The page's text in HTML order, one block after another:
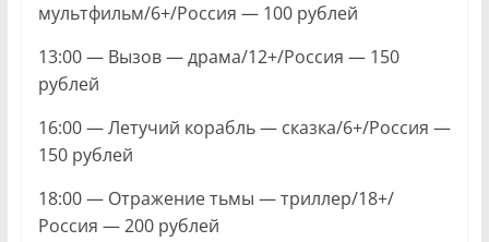
мультфильм/6+/Россия — 100 рублей
13:00 — Вызов — драма/12+/Россия — 150
рублей
16:00 — Летучий корабль — сказка/6+/Россия —
150 рублей
18:00 — Отражение тьмы — триллер/18+/
Россия — 200 рублей